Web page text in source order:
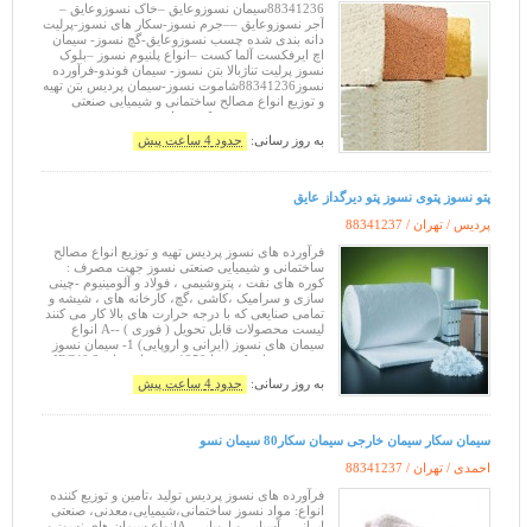
88341236سیمان نسوزوعایق –خاک نسوزوعایق –
آجر نسوزوعایق ––جرم نسوز-سکار های نسوز-پرلیت
دانه بندی شده چسب نسوزوعایق-گچ نسوز- سیمان
اچ ایرفکست آلما کست –انواع پلنیوم نسوز –بلوک
نسوز پرلیت تناژبالا بتن نسوز- سیمان فوندو-فرآورده
نسوز88341236شاموت نسوز-سیمان پردیس بتن تهیه
و توزیع انواع مصالح ساختمانی و شیمیایی صنعتی
نسوز جهت مصرف : کوره های نفت ، پتروشیمی ،
فولاد و الومینیوم چینی و سرامیک ، کاشی گچ ،
به روز رسانی: حدود 4 ساعت پیش
پتو نسوز پتوی نسوز پتو دیرگداز عایق
پردیس / تهران / 88341237
فرآورده های نسوز پردیس تهیه و توزیع انواع مصالح
ساختمانی و شیمیایی صنعتی نسوز جهت مصرف :
کوره های نفت ، پتروشیمی ، فولاد و آلومینیوم -چینی
سازی و سرامیک ،کاشی ،گچ، کارخانه های ، شیشه و
تمامی صنایعی که با درجه حرارت های بالا کار می کنند
لیست محصولات قابل تحویل ( فوری ) --A انواع
سیمان های نسوز (ایرانی و اروپایی) 1- سیمان نسوز
سیمان نسوز
به روز رسانی: حدود 4 ساعت پیش
سیمان سکار سیمان خارجی سیمان سکار80 سیمان نسو
احمدی / تهران / 88341237
فرآورده های نسوز پردیس تولید ،تامین و توزیع کننده
انواع: مواد نسوز ساختمانی،شیمیایی،معدنی، صنعتی